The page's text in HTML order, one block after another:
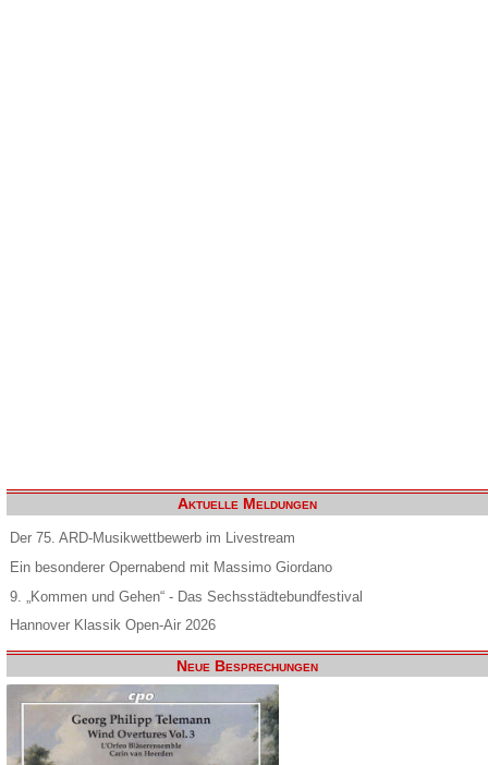
Aktuelle Meldungen
Der 75. ARD-Musikwettbewerb im Livestream
Ein besonderer Opernabend mit Massimo Giordano
9. „Kommen und Gehen“ - Das Sechsstädtebundfestival
Hannover Klassik Open-Air 2026
Neue Besprechungen